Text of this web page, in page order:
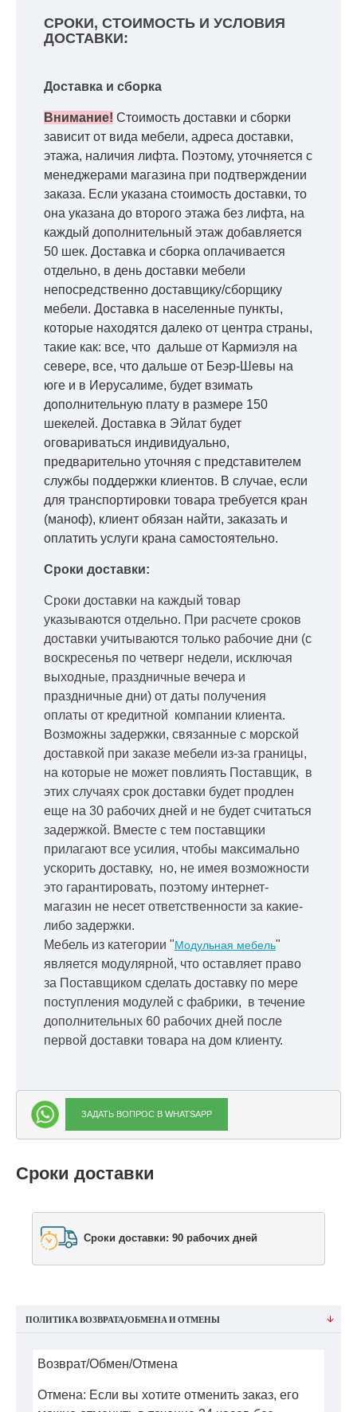
СРОКИ, СТОИМОСТЬ И УСЛОВИЯ
ДОСТАВКИ:
Доставка и сборка
Внимание! Стоимость доставки и сборки
зависит от вида мебели, адреса доставки,
этажа, наличия лифта. Поэтому, уточняется с
менеджерами магазина при подтверждении
заказа. Если указана стоимость доставки, то
она указана до второго этажа без лифта, на
каждый дополнительный этаж добавляется
50 шек. Доставка и сборка оплачивается
отдельно, в день доставки мебели
непосредственно доставщику/сборщику
мебели. Доставка в населенные пункты,
которые находятся далеко от центра страны,
такие как: все, что дальше от Кармиэля на
севере, все, что дальше от Беэр-Шевы на
юге и в Иерусалиме, будет взимать
дополнительную плату в размере 150
шекелей. Доставка в Эйлат будет
оговариваться индивидуально,
предварительно уточняя с представителем
службы поддержки клиентов. В случае, если
для транспортировки товара требуется кран
(маноф), клиент обязан найти, заказать и
оплатить услуги крана самостоятельно.
Сроки доставки:
Сроки доставки на каждый товар
указываются отдельно. При расчете сроков
доставки учитываются только рабочие дни (с
воскресенья по четверг недели, исключая
выходные, праздничные вечера и
праздничные дни) от даты получения
оплаты от кредитной компании клиента.
Возможны задержки, связанные с морской
доставкой при заказе мебели из-за границы,
на которые не может повлиять Поставщик, в
этих случаях срок доставки будет продлен
еще на 30 рабочих дней и не будет считаться
задержкой. Вместе с тем поставщики
прилагают все усилия, чтобы максимально
ускорить доставку, но, не имея возможности
это гарантировать, поэтому интернет-
магазин не несет ответственности за какие-
либо задержки.
Мебель из категории "Модульная мебель"
является модулярной, что оставляет право
за Поставщиком сделать доставку по мере
поступления модулей с фабрики, в течение
дополнительных 60 рабочих дней после
первой доставки товара на дом клиенту.
ЗАДАТЬ ВОПРОС В WHATSAPP
Сроки доставки
Сроки доставки: 90 рабочих дней
ПОЛИТИКА ВОЗВРАТА/ОБМЕНА И ОТМЕНЫ
Возврат/Обмен/Отмена
Отмена: Если вы хотите отменить заказ, его